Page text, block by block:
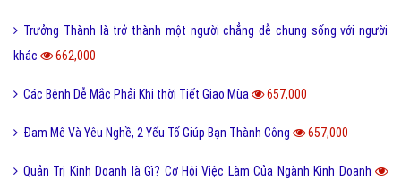
Trưởng Thành là trở thành một người chẳng dễ chung sống với người
khác
662,000
Các Bệnh Dễ Mắc Phải Khi thời Tiết Giao Mùa 657,000
Đam Mê Và Yêu Nghề, 2 Yếu Tố Giúp Bạn Thành Công 657,000
Quản Trị Kinh Doanh là Gì? Cơ Hội Việc Làm Của Ngành Kinh Doanh